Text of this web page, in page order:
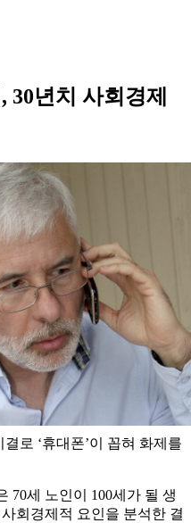
30년치 사회경제
로 ‘휴대폰’이 꼽혀 화제를
70세 노인이 100세가 될 생
회경제적 요인을 분석한 결